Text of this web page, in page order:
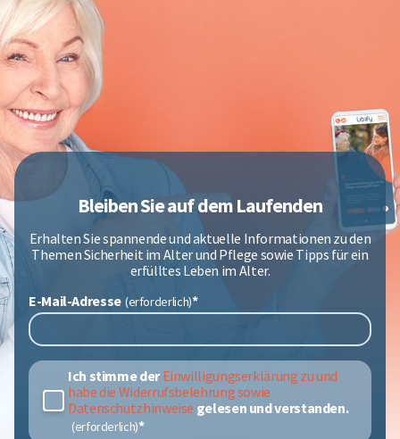
Bleiben Sie auf dem Laufenden
Erhalten Sie spannende und aktuelle Informationen zu den
Themen Sicherheit im Alter und Pflege sowie Tipps für ein
erfülltes Leben im Alter.
E-Mail-Adresse
*
Ich stimme derEinwilligungserklärung zu und
habe die Widerrufsbelehrung sowie
Datenschutzhinweise gelesen und verstanden.
*